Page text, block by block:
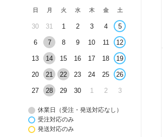
日 月 火 水 木 金 土
30 31 1 2 3 4 5
6 7 8 9 10 11 12
13 14 15 16 17 18 19
20 21 22 23 24 25 26
27 28 29 30 1 2 3
休業日（受注・発送対応なし）
受注対応のみ
発送対応のみ